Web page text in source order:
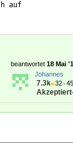
auf
beantwortet 18 Mai
Johannes
7.3k●32●45